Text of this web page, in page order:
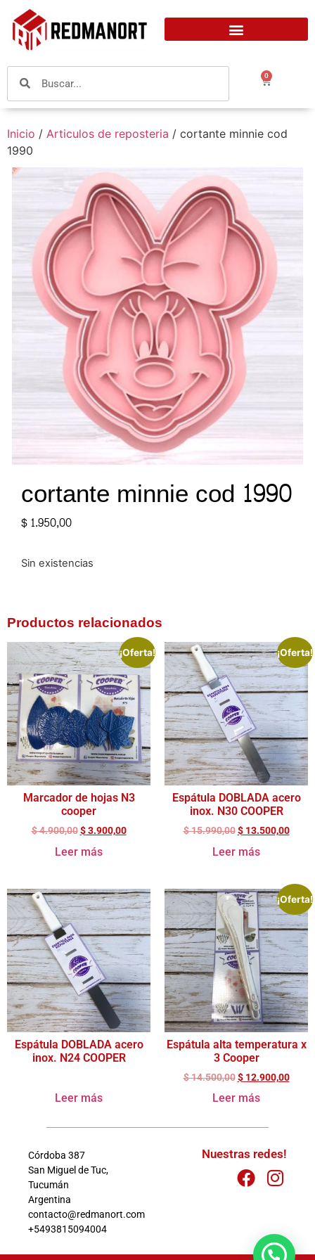
0
Inicio / Articulos de reposteria / cortante minnie cod
1990
cortante minnie cod 1990
$1.950,00
Sin existencias
Productos relacionados
¡Oferta!
Marcador de hojas N3
cooper
$4.900,00 $3.900,00
Leer más
¡Oferta!
Espátula DOBLADA acero
inox. N30 COOPER
$15.990,00 $13.500,00
Leer más
Espátula DOBLADA acero
inox. N24 COOPER
Leer más
¡Oferta!
Espátula alta temperatura x
3 Cooper
$14.500,00 $12.900,00
Leer más
Córdoba 387
San Miguel de Tuc,
Tucumán
Argentina
contacto@redmanort.com
+5493815094004
Nuestras redes!